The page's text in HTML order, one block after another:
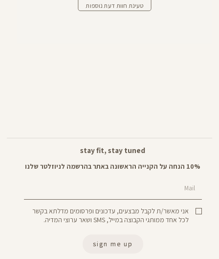
טעינת חוות דעת נוספות
stay fit, stay tuned
10% הנחה על הקנייה הראשונה באתר בהרשמה לניוזלטר שלנו
Mail
אני מאשר/ת לקבל מבצעים, עדכונים ופרסומים מדלתא בקשר
לכל אחד ממותגי הקבוצה במייל, SMS ושאר ערוצי המדיה.
sign me up